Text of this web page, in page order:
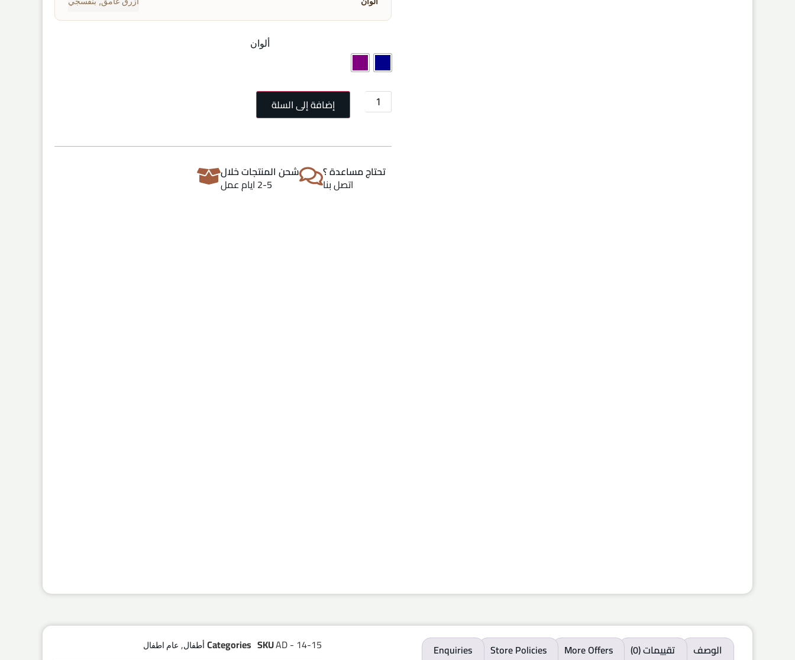
ألوان
إضافة إلى السلة
تحتاج مساعدة ؟
اتصل بنا
شحن المنتجات خلال
2-5 ايام عمل
الوصف تقييمات (0) More Offers
Store Policies
Enquiries
SKUAD - 14-15
Categories أطفال, عام اطفال